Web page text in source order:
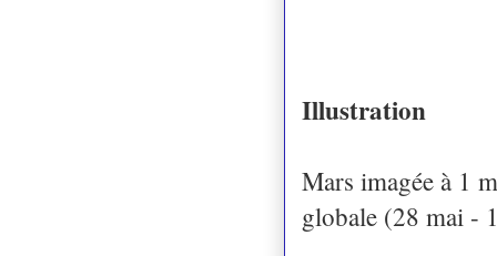
Illustration
Mars imagée à 1
globale (28 mai -